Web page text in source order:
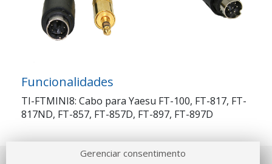
Funcionalidades
TI-FTMINI8: Cabo para Yaesu FT-100, FT-817, FT-
817ND, FT-857, FT-857D, FT-897, FT-897D
Gerenciar consentimento